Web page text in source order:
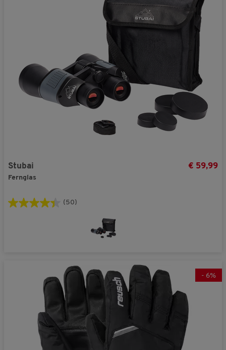
Stubai
Fernglas
€ 59,99
(50)
- 6%